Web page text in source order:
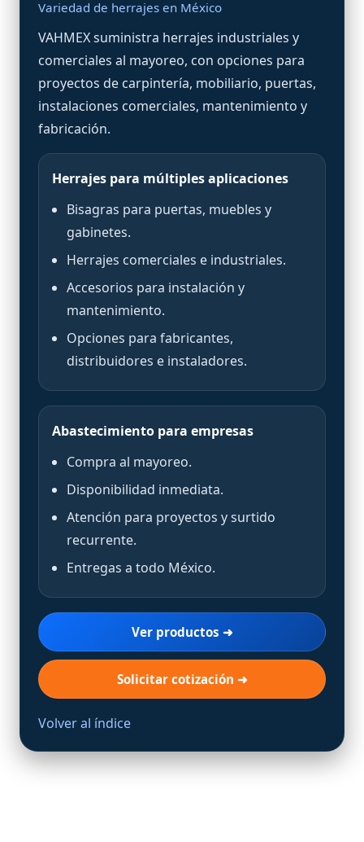
Variedad de herrajes en México
VAHMEX suministra herrajes industriales y
comerciales al mayoreo, con opciones para
proyectos de carpintería, mobiliario, puertas,
instalaciones comerciales, mantenimiento y
fabricación.
Herrajes para múltiples aplicaciones
Bisagras para puertas, muebles y
gabinetes.
Herrajes comerciales e industriales.
Accesorios para instalación y
mantenimiento.
Opciones para fabricantes,
distribuidores e instaladores.
Abastecimiento para empresas
Compra al mayoreo.
Disponibilidad inmediata.
Atención para proyectos y surtido
recurrente.
Entregas a todo México.
Ver productos ➜
Solicitar cotización ➜
Volver al índice